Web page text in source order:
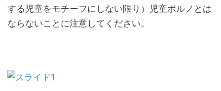
する児童をモチーフにしない限り）児童ポルノとは
ならないことに注意してください。